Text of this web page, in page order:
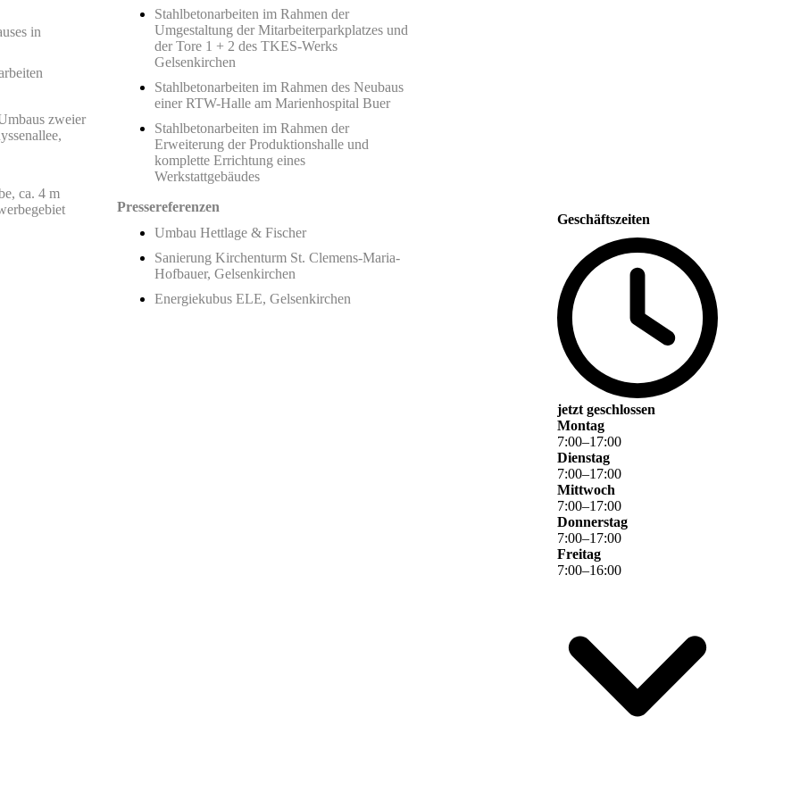
in
zweier
ca. 4 m
Stahlbetonarbeiten im Rahmen der
Umgestaltung der Mitarbeiterparkplatzes und
der Tore 1 + 2 des TKES-Werks
Gelsenkirchen
Stahlbetonarbeiten im Rahmen des Neubaus
einer RTW-Halle am Marienhospital Buer
Stahlbetonarbeiten im Rahmen der
Erweiterung der Produktionshalle und
komplette Errichtung eines
Werkstattgebäudes
Pressereferenzen
Umbau Hettlage & Fischer
Sanierung Kirchenturm St. Clemens-Maria-
Hofbauer, Gelsenkirchen
Energiekubus ELE, Gelsenkirchen
Geschäftszeiten
jetzt geschlossen
Montag
7:00–17:00
Dienstag
7:00–17:00
Mittwoch
7:00–17:00
Donnerstag
7:00–17:00
Freitag
7:00–16:00